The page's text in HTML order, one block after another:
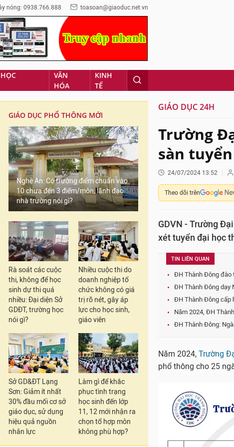
nóng: 0938.766.888 toasoan@giaoduc.net.vn
VĂN
HÓA
KINH
TẾ
GIÁO DỤC PHỔ THÔNG MỚI
Nghệ An: Có trường điểm chuẩn vào
10 chưa đến 3 điểm/môn, lãnh đạo
nhà trường nói gì?
Rà soát các cuộc
thi, không để học
sinh dự thi quá
nhiều: Đại diện Sở
GDĐT, trường học
nói gì?
Nhiều cuộc thi do
doanh nghiệp tổ
chức không có giá
trị rõ nét, gây áp
lực cho học sinh,
giáo viên
Sở GD&ĐT Lạng
Sơn: Giảm ít nhất
30% đầu mối cơ sở
giáo dục, sử dụng
hiệu quả nguồn
nhân lực
Làm gì để khắc
phục tình trạng
học sinh đến lớp
11, 12 mới nhận ra
chọn tổ hợp môn
không phù hợp?
GIÁO DỤC 24H
Trường
sàn
24/07/2024 13:52
Theo dõi trên
GDVN - Trường
xét tuyển đại học
TIN LIÊN QUAN
ĐH Thành Đông đào
ĐH Thành Đông dạy
ĐH Thành Đông cấp
Năm 2024, ĐH
ĐH Thành Đông:
Năm 2024, Trường
phổ thông cho 25